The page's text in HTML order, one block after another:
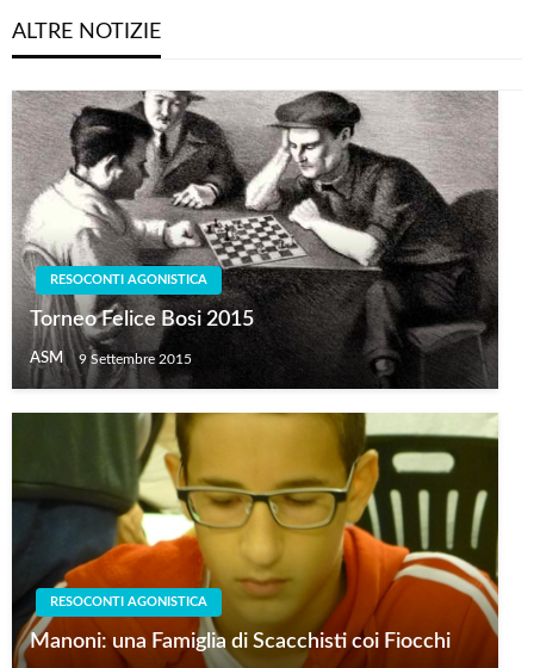
ALTRE NOTIZIE
RESOCONTI AGONISTICA
Torneo Felice Bosi 2015
ASM 9 Settembre 2015
RESOCONTI AGONISTICA
Manoni: una Famiglia di Scacchisti coi Fiocchi